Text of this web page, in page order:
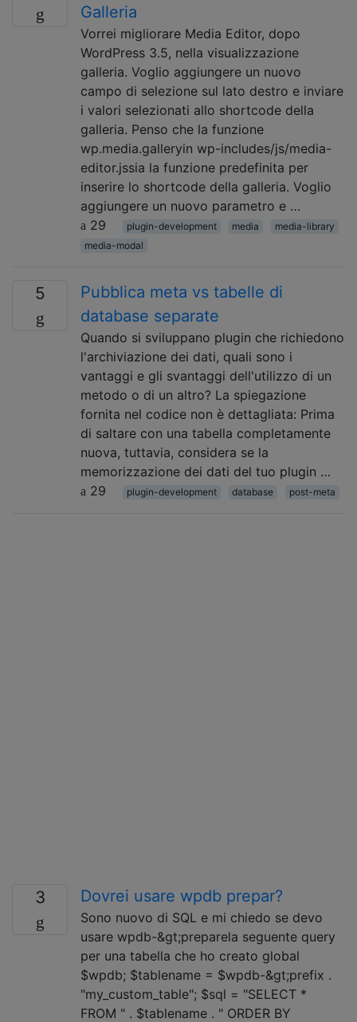
Galleria
Vorrei migliorare Media Editor, dopo
WordPress 3.5, nella visualizzazione
galleria. Voglio aggiungere un nuovo
campo di selezione sul lato destro e inviare
i valori selezionati allo shortcode della
galleria. Penso che la funzione
wp.media.galleryin wp-includes/js/media-
editor.jssia la funzione predefinita per
inserire lo shortcode della galleria. Voglio
aggiungere un nuovo parametro e …
29
plugin-development media
media-library
media-modal
5
Pubblica meta vs tabelle di
database separate
Quando si sviluppano plugin che richiedono
l'archiviazione dei dati, quali sono i
vantaggi e gli svantaggi dell'utilizzo di un
metodo o di un altro? La spiegazione
fornita nel codice non è dettagliata: Prima
di saltare con una tabella completamente
nuova, tuttavia, considera se la
memorizzazione dei dati del tuo plugin …
29
plugin-development database post-meta
3 Dovrei usare wpdb prepar?
Sono nuovo di SQL e mi chiedo se devo
usare wpdb-&gt;preparela seguente query
per una tabella che ho creato global
$wpdb; $tablename = $wpdb-&gt;prefix .
"my_custom_table"; $sql = "SELECT *
FROM " . $tablename . " ORDER BY